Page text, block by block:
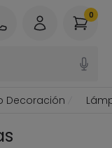
0
Decoración